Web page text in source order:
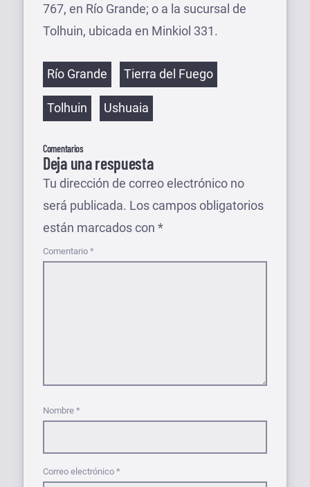
767, en Río Grande; o a la sucursal de
Tolhuin, ubicada en Minkiol 331.
Etiquetas
Río Grande Tierra del Fuego
Tolhuin Ushuaia
Comentarios
Deja una respuesta
Tu dirección de correo electrónico no
será publicada. Los campos obligatorios
están marcados con *
Comentario *
Nombre *
Correo electrónico *